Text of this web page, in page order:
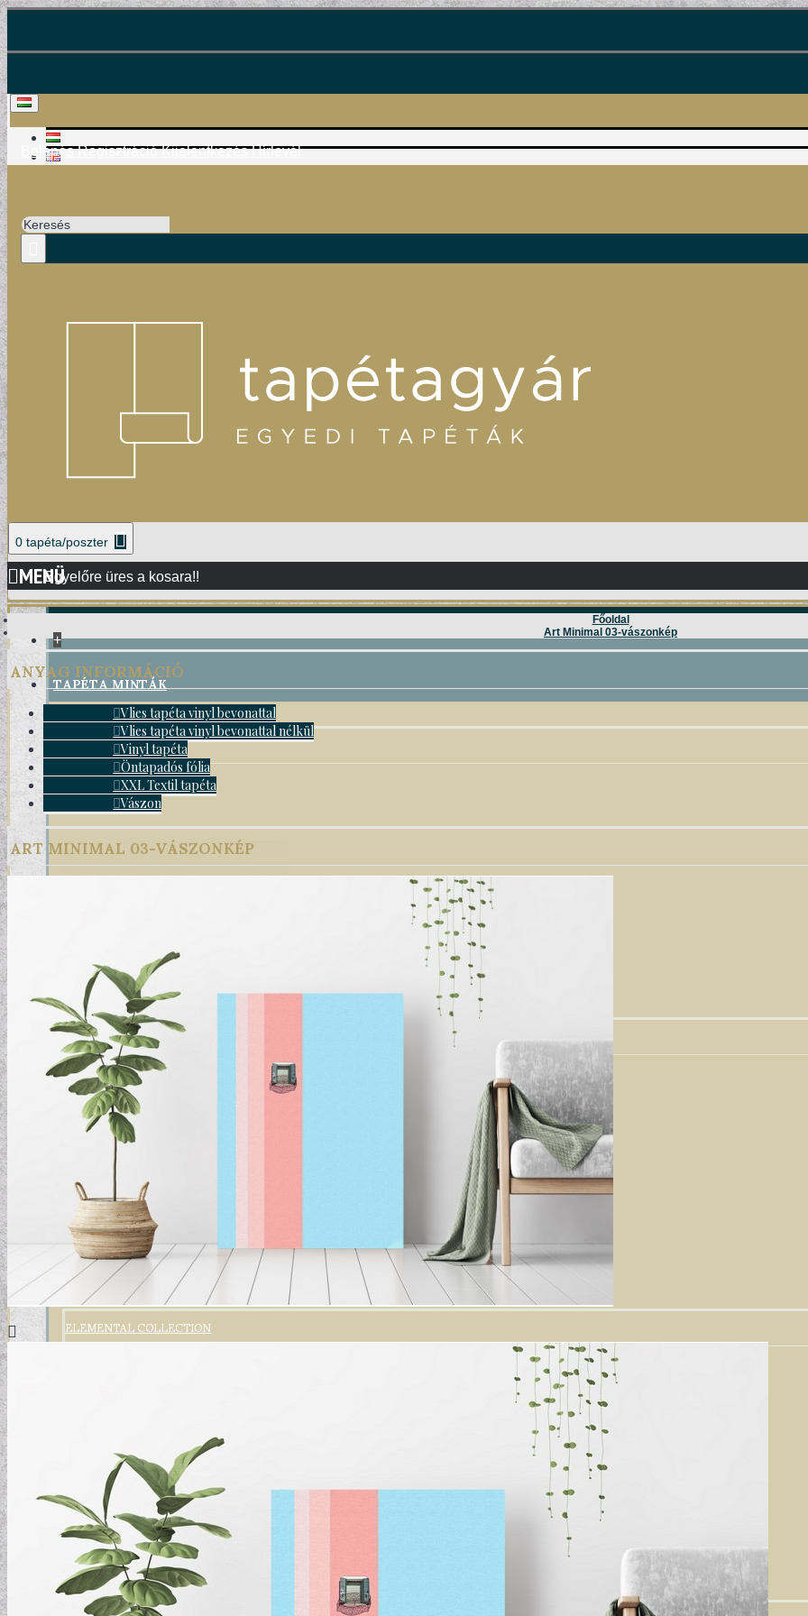
Belépés Regisztráció Kijelentkezés Hírlevél
0 tapéta/poszter
Egyelőre üres a kosara!!
MENÜ
+
TAPÉTA MINTÁK
DAMASK TAPÉTÁK
DESIGN TAPÉTÁK
ELEMENTAL COLLECTION
Főoldal
Art Minimal 03-vászonkép
ANYAG INFORMÁCIÓ
Vlies tapéta vinyl bevonattal
Vlies tapéta vinyl bevonattal nélkül
Vinyl tapéta
Öntapadós fólia
XXL Textil tapéta
Vászon
ART MINIMAL 03-VÁSZONKÉP